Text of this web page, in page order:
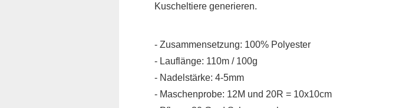
Kuscheltiere generieren.
- Zusammensetzung: 100% Polyester
- Lauflänge: 110m / 100g
- Nadelstärke: 4-5mm
- Maschenprobe: 12M und 20R = 10x10cm